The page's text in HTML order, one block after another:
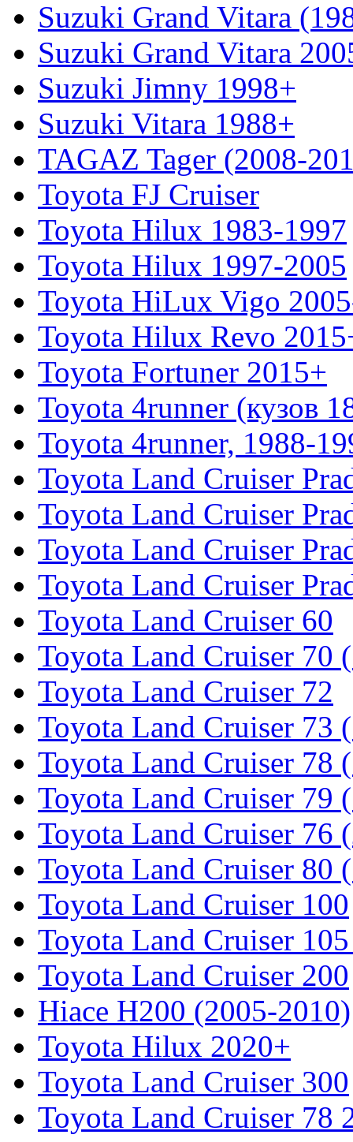
Suzuki Grand Vitara
Suzuki Grand Vitara
Suzuki Jimny 1998+
Suzuki Vitara 1988+
TAGAZ Tager (2008-
Toyota FJ Cruiser
Toyota Hilux 1983-1997
Toyota Hilux 1997-2005
Toyota HiLux Vigo
Toyota Hilux Revo
Toyota Fortuner 2015+
Toyota 4runner (кузов
Toyota 4runner, 1988-
Toyota Land Cruiser
Toyota Land Cruiser
Toyota Land Cruiser
Toyota Land Cruiser
Toyota Land Cruiser 60
Toyota Land Cruiser 70
Toyota Land Cruiser 72
Toyota Land Cruiser 73
Toyota Land Cruiser 78
Toyota Land Cruiser 79
Toyota Land Cruiser 76
Toyota Land Cruiser 80
Toyota Land Cruiser 100
Toyota Land Cruiser
Toyota Land Cruiser 200
Hiace H200 (2005-2010)
Toyota Hilux 2020+
Toyota Land Cruiser 300
Toyota Land Cruiser 78